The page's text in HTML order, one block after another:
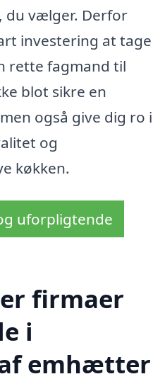
vælger. Derfor
investering at tage
rette fagmand til
blot sikre en
også give dig ro i
og
køkken.
uforpligtende
firmaer
i
emhætter